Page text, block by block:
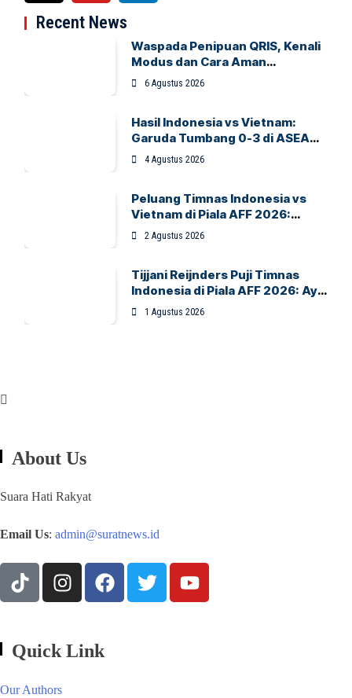
Recent News
Waspada Penipuan QRIS, Kenali
Modus dan Cara Aman
Bertransaksi
6 Agustus 2026
Hasil Indonesia vs Vietnam:
Garuda Tumbang 0-3 di ASEAN
Hyundai Cup 2026
4 Agustus 2026
Peluang Timnas Indonesia vs
Vietnam di Piala AFF 2026:
Garuda Bidik Tiket Semifinal di
Pakansari
2 Agustus 2026
Tijjani Reijnders Puji Timnas
Indonesia di Piala AFF 2026: Ayo
Indonesia!
1 Agustus 2026
About Us
Suara Hati Rakyat
Email Us: admin@suratnews.id
Quick Link
Our Authors